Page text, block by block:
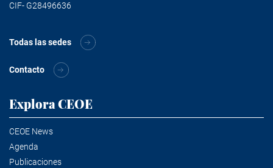
CIF- G28496636
Todas las sedes
Contacto
Explora CEOE
CEOE News
Agenda
Publicaciones